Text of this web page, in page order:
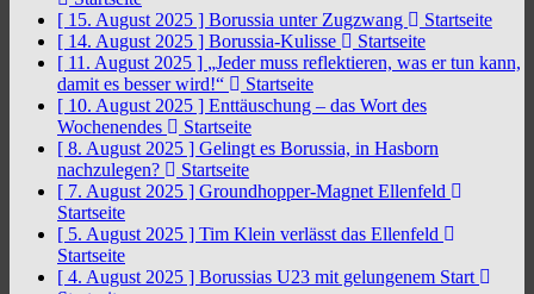
[ 15. August 2025 ] Borussia unter Zugzwang
Startseite
[ 14. August 2025 ] Borussia-Kulisse
Startseite
[ 11. August 2025 ] „Jeder muss reflektieren, was er tun kann,
damit es besser wird!“
Startseite
[ 10. August 2025 ] Enttäuschung – das Wort des
Wochenendes
Startseite
[ 8. August 2025 ] Gelingt es Borussia, in Hasborn
nachzulegen?
Startseite
[ 7. August 2025 ] Groundhopper-Magnet Ellenfeld
Startseite
[ 5. August 2025 ] Tim Klein verlässt das Ellenfeld
Startseite
[ 4. August 2025 ] Borussias U23 mit gelungenem Start